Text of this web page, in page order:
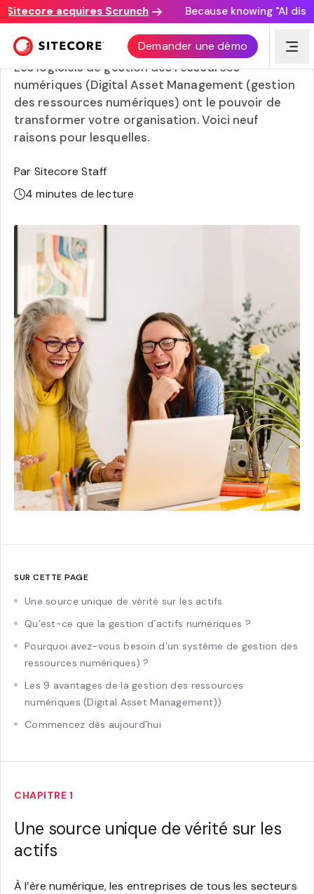
acquires Scrunch Because knowing "AI
Demander une démo
9 avantages de la gestion des actifs numériques
Les logiciels de gestion des ressources
numériques (Digital Asset Management (gestion
des ressources numériques) ont le pouvoir de
transformer votre organisation. Voici neuf
raisons pour lesquelles.
Par Sitecore Staff
4 minutes de lecture
SUR CETTE PAGE
Une source unique de vérité sur les actifs
Qu’est-ce que la gestion d’actifs numériques ?
Pourquoi avez-vous besoin d’un système de gestion des
ressources numériques) ?
Les 9 avantages de la gestion des ressources
numériques (Digital Asset Management))
Commencez dès aujourd’hui
CHAPITRE 1
Une source unique de vérité sur les
actifs
À l’ère numérique, les entreprises de tous les secteurs